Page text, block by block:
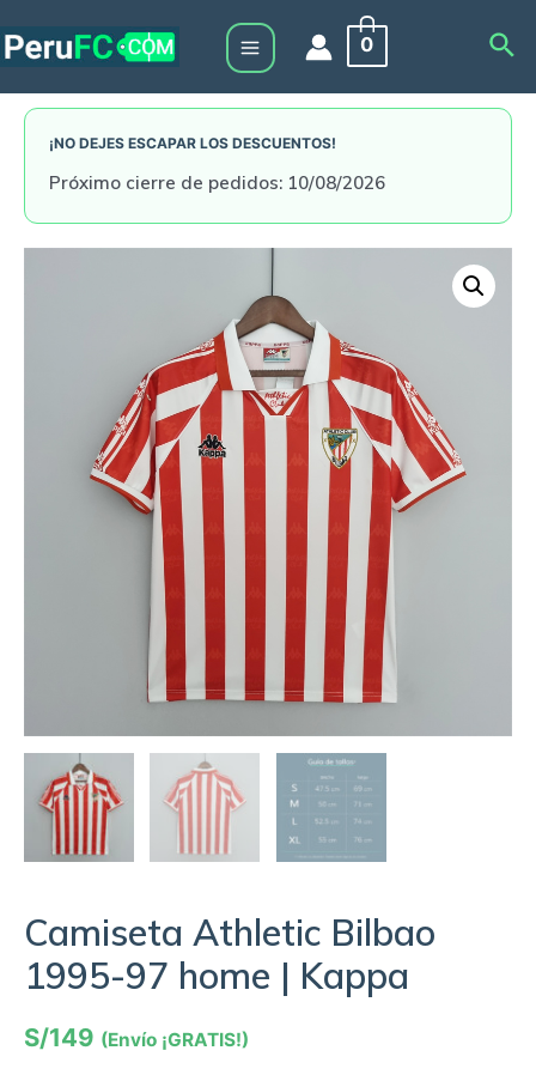
to
Main
Menu
0
¡NO DEJES ESCAPAR LOS DESCUENTOS!
Próximo cierre de pedidos: 10/08/2026
Camiseta Athletic Bilbao
1995-97 home | Kappa
S/149 (Envío ¡GRATIS!)